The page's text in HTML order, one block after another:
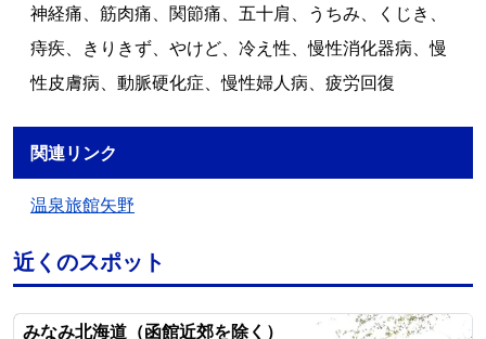
神経痛、筋肉痛、関節痛、五十肩、うちみ、くじき、
痔疾、きりきず、やけど、冷え性、慢性消化器病、慢
性皮膚病、動脈硬化症、慢性婦人病、疲労回復
関連リンク
温泉旅館矢野
近くのスポット
みなみ北海道（函館近郊を除く）